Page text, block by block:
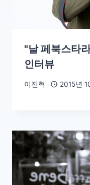
"날 페북스타
인터뷰
이진혁 2015년